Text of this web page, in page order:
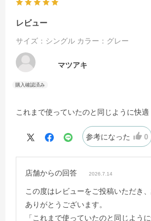
レビュー
サイズ：シングル カラー：グレー
マツアキ
これまで使っていたのと同じように快適
参考になった 0
店舗からの回答 2026.7.14
この度はレビューをご投稿いただき
ありがとうございます。
「これまで使っていたのと同じよう